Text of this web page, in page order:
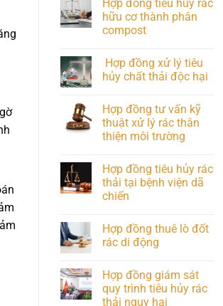
Hợp đồng tiêu hủy rác
hữu cơ thành phân
compost
Hợp đồng xử lý tiêu
hủy chất thải độc hại
Hợp đồng tư vấn kỹ
thuật xử lý rác thân
thiện môi trường
Hợp đồng tiêu hủy rác
thải tại bệnh viện dã
chiến
Hợp đồng thuê lò đốt
rác di động
Hợp đồng giám sát
quy trình tiêu hủy rác
thải nguy hại